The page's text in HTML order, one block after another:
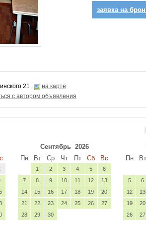
заявка на
21
на карте
с автором объявления
Сентябрь 2026
Пн
Вт Ср Чт Пт Сб Вс
1 2 3 4 5
6
7
8 9 10 11 12
13
14
15 16 17 18 19
20
21
22 23 24 25 26
27
28
29 30
Пн
Вт
5
6
12
13
19
20
26
27